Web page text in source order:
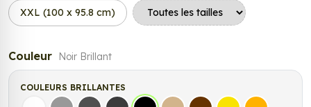
XXL (100 x 95.8 cm)
Couleur Noir Brillant
COULEURS BRILLANTES